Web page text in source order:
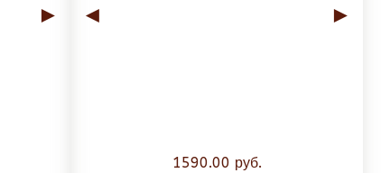
► ◄ ►
1590.00 руб.